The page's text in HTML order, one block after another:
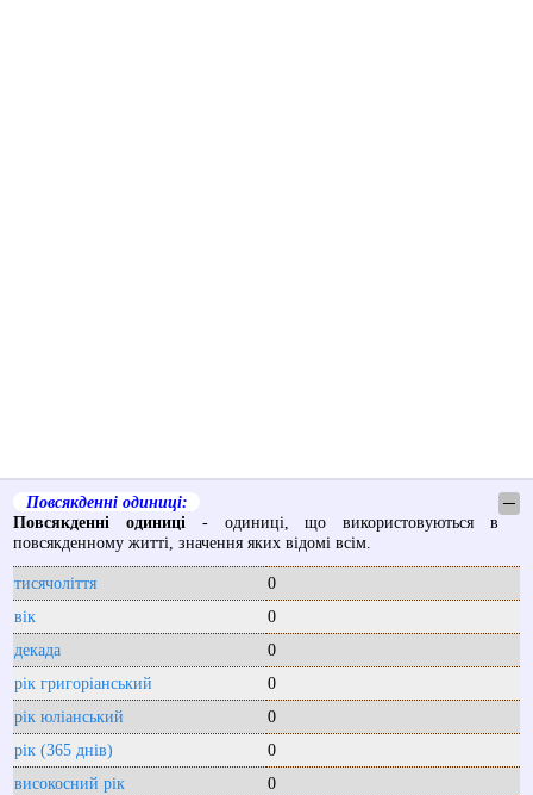
Повсякденні одиниці:
─
Повсякденні одиниці- одиниці, що використовуються в
повсякденному житті, значення яких відомі всім.
тисячоліття
0
вік
0
декада
0
рік григоріанський
0
рік юліанський
0
рік (365 днів)
0
високосний рік
0